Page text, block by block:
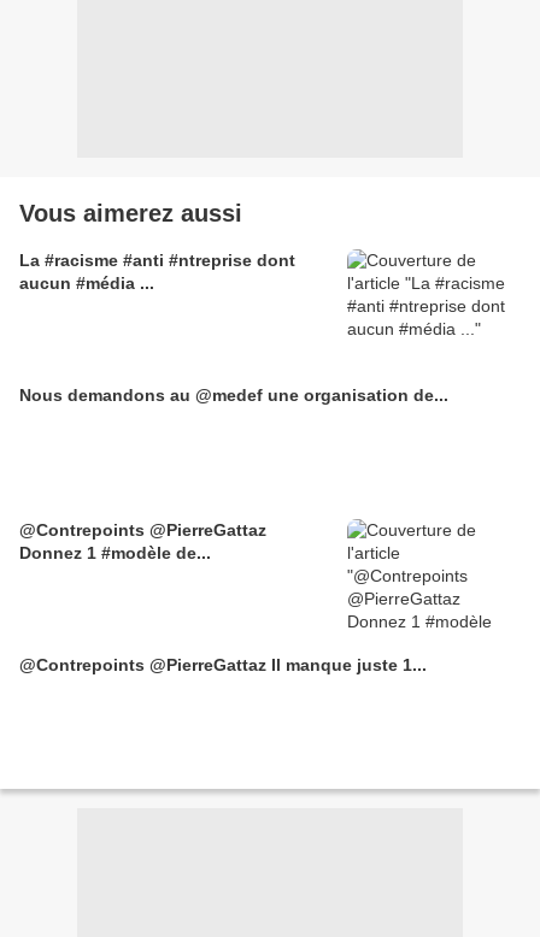
Vous aimerez aussi
La #racisme #anti #ntreprise dont
aucun #média ...
Nous demandons au @medef une organisation de...
@Contrepoints @PierreGattaz
Donnez 1 #modèle de...
@Contrepoints @PierreGattaz Il manque juste 1...